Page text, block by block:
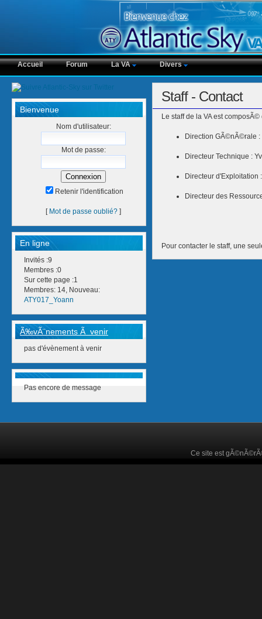
Accueil Forum La VA Divers
Bienvenue
Nom d'utilisateur:
Mot de passe:
Retenir l'identification
[ Mot de passe oublié? ]
En ligne
Invités :9
Membres :0
Sur cette page :1
Membres: 14, Nouveau:
ATY017_Yoann
Ã‰vÃ¨nements Ã venir
pas d'évènement à venir
Pas encore de message
Staff - Contact
Le staff de la VA est composÃ©
Direction GÃ©nÃ©rale :
Directeur Technique :
Directeur d'Exploitation
Directeur des
Pour contacter le staff, une
Ce site est